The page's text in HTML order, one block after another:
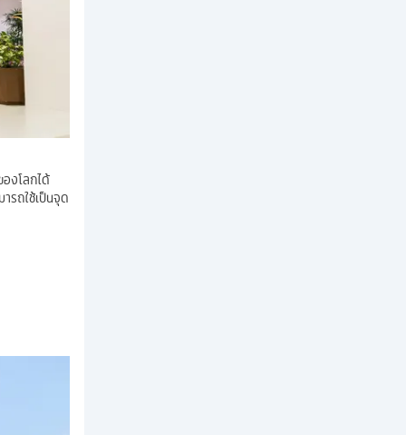
งโลกได้
รถใช้เป็นจุด